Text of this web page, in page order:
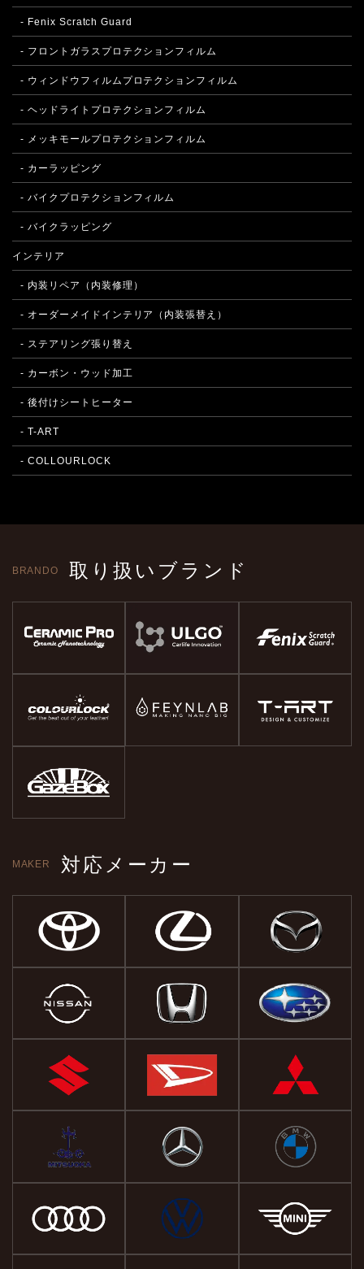
- Fenix Scratch Guard
- フロントガラスプロテクションフィルム
- ウィンドウフィルムプロテクションフィルム
- ヘッドライトプロテクションフィルム
- メッキモールプロテクションフィルム
- カーラッピング
- バイクプロテクションフィルム
- バイクラッピング
インテリア
- 内装リペア（内装修理）
- オーダーメイドインテリア（内装張替え）
- ステアリング張り替え
- カーボン・ウッド加工
- 後付けシートヒーター
- T-ART
- COLLOURLOCK
BRANDO 取り扱いブランド
MAKER 対応メーカー